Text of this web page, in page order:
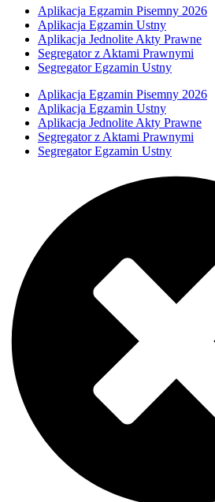
Aplikacja Egzamin Pisemny 2026
Aplikacja Egzamin Ustny
Aplikacja Jednolite Akty Prawne
Segregator z Aktami Prawnymi
Segregator Egzamin Ustny
Aplikacja Egzamin Pisemny 2026
Aplikacja Egzamin Ustny
Aplikacja Jednolite Akty Prawne
Segregator z Aktami Prawnymi
Segregator Egzamin Ustny